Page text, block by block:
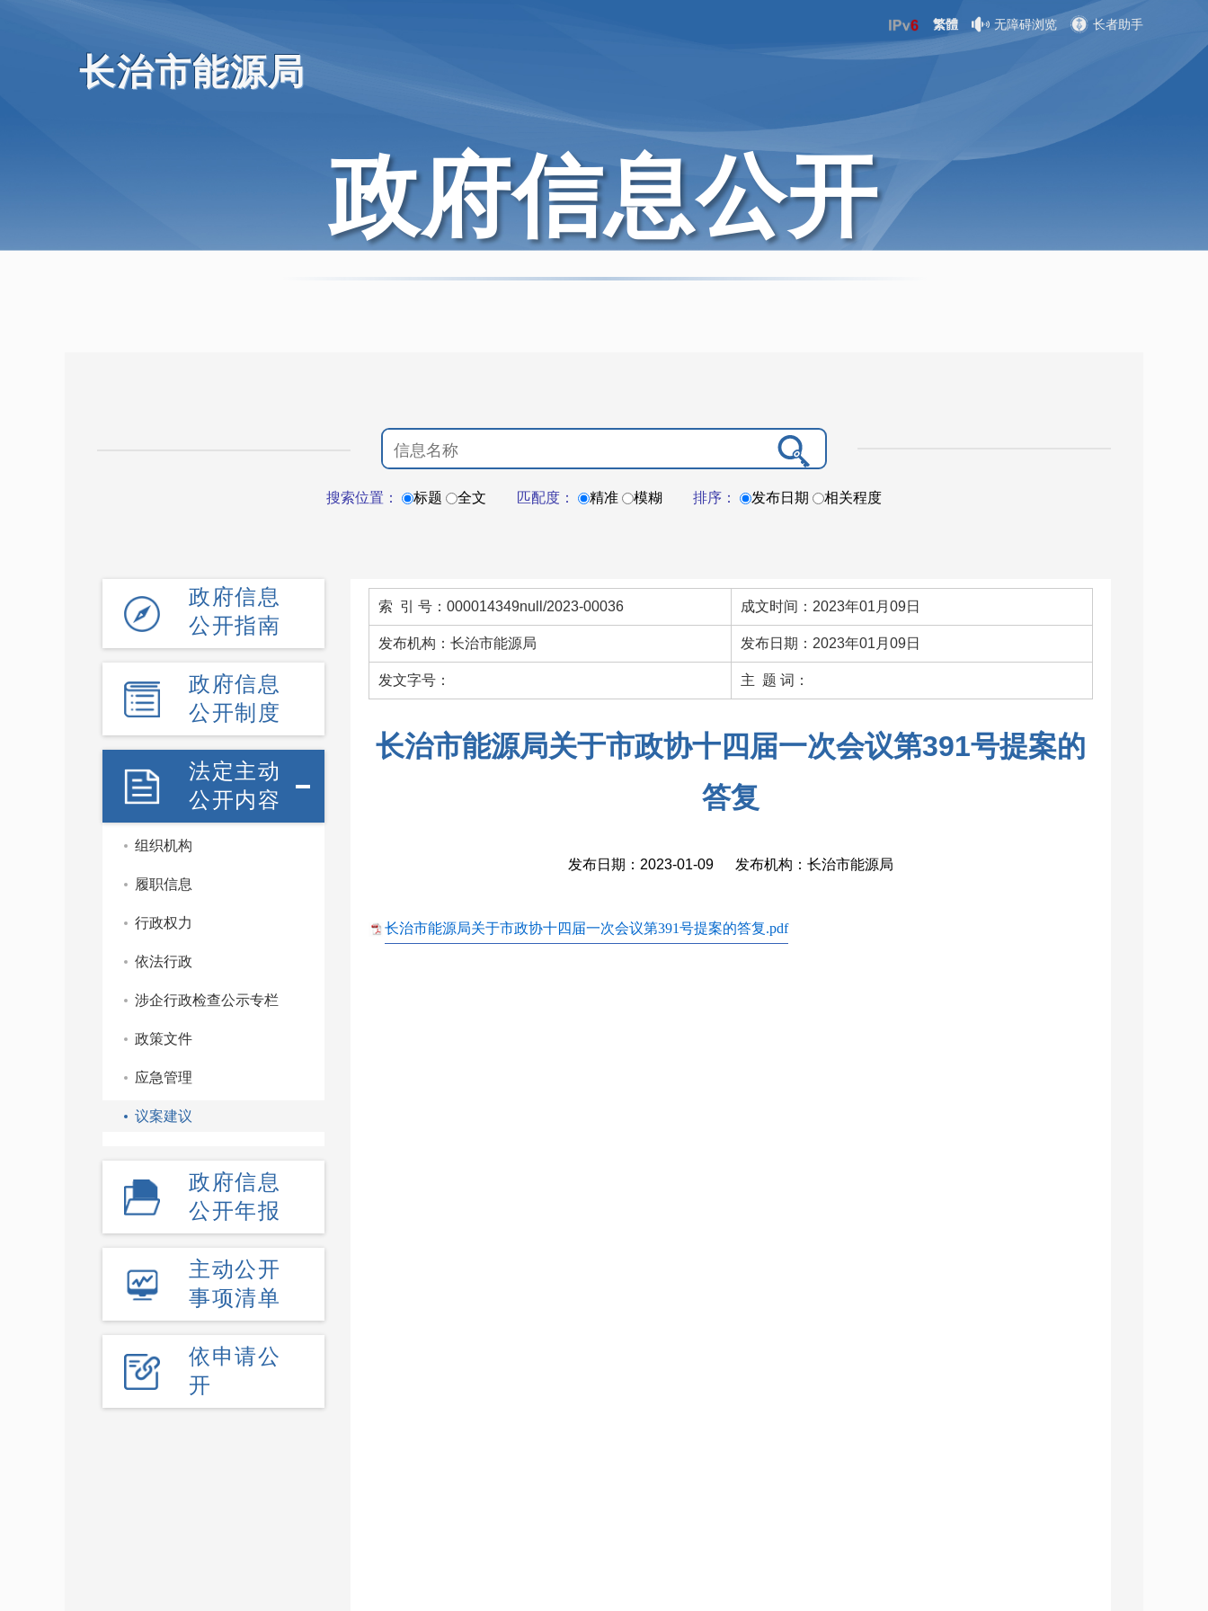
长治市能源局
繁體 无障碍浏览 长者助手
政府信息公开
搜索位置： 标题 全文 匹配度： 精准 模糊 排序： 发布日期 相关程度
政府信息
公开指南
政府信息
公开制度
法定主动
公开内容
组织机构
履职信息
行政权力
依法行政
涉企行政检查公示专栏
政策文件
应急管理
议案建议
政府信息
公开年报
主动公开
事项清单
依申请公
开
索 引 号：000014349null/2023-00036 成文时间：2023年01月09日
发布机构：长治市能源局 发布日期：2023年01月09日
发文字号： 主 题 词：
长治市能源局关于市政协十四届一次会议第391号提案的
答复
发布日期：2023-01-09 发布机构：长治市能源局
长治市能源局关于市政协十四届一次会议第391号提案的答复.pdf